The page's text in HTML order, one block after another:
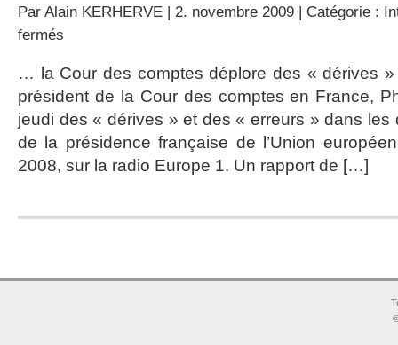
Par Alain KERHERVE | 2. novembre 2009 | Catégorie :
fermés
de
l’Union
… la Cour des comptes déplore des « dérives
président de la Cour des comptes en France,
jeudi des « dérives » et des « erreurs » dans
de la présidence française de l’Union
2008, sur la radio Europe 1. Un rapport de […]